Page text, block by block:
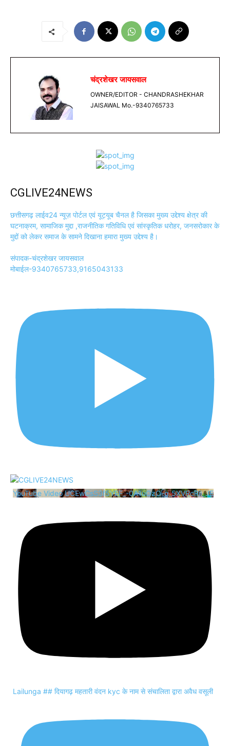
चंद्रशेखर जायसवाल
OWNER/EDITOR - CHANDRASHEKHAR
JAISAWAL Mo.-9340765733
CGLIVE24NEWS
छत्तीसगढ़ लाईव24 न्यूज़ पोर्टल एवं यूट्यूब चैनल है जिसका मुख्य उद्देश्य क्षेत्र की
घटनाक्रम, सामाजिक मुद्दा ,राजनीतिक गतिविधि एवं सांस्कृतिक धरोहर, जनसरोकार के
मुद्दों को लेकर समाज के सामने दिखाना हमारा मुख्य उद्देश्य है।
संपादक-चंद्रशेखर जायसवाल
मोबाईल-9340765733,9165043133
YouTube Video UCEwCsS3f5YEF_-0A1uOzO-g_5XVRcRii_JE
Lailunga ## दियागढ़ महतारी वंदन kyc के नाम से संचालिता द्वारा अवैध वसूली